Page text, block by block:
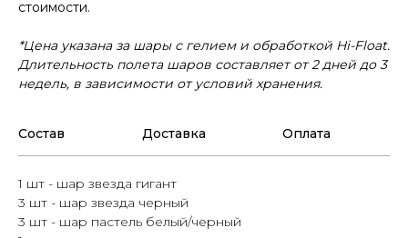
стоимости.
*Цена указана за шары с гелием и обработкой Hi-Float.
Длительность полета шаров составляет от 2 дней до 3
недель, в зависимости от условий хранения.
Состав Доставка Оплата
1 шт - шар звезда гигант
3 шт - шар звезда черный
3 шт - шар пастель белый/черный